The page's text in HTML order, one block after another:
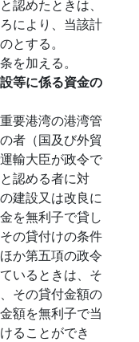
認めたときは、
により、当該計
とする。
を加える。
等に係る資金の
要港湾の港湾管
者（国及び外貿
輸大臣が政令で
認める者に対
建設又は改良に
を無利子で貸し
の貸付けの条件
か第五項の政令
いるときは、そ
その貸付金額の
額を無利子で当
ることができ